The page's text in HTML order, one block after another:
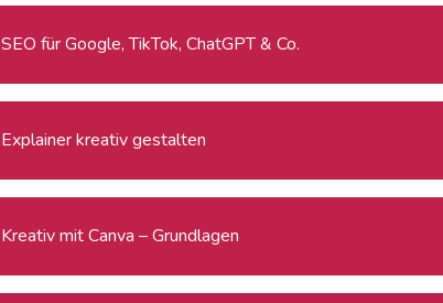
SEO für Google, TikTok, ChatGPT & Co.
Explainer kreativ gestalten
Kreativ mit Canva – Grundlagen